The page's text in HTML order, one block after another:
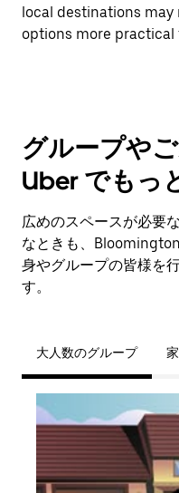
local destinations
options more
グループや
Uber でもっ
広めのスペースが必要
なときも、
身やグループの皆様を
す。
大人数のグループ